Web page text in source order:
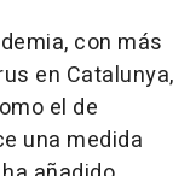
con más
en Catalunya,
el de
una medida